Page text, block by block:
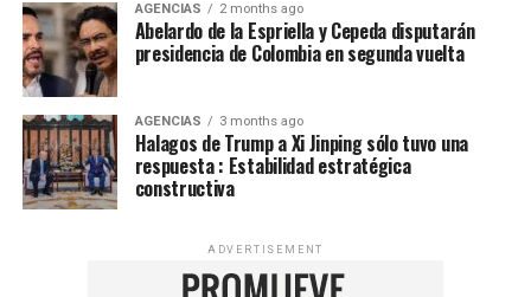
AGENCIAS 2 months ago
Abelardo de la Espriella y Cepeda disputarán
presidencia de Colombia en segunda vuelta
AGENCIAS 3 months ago
Halagos de Trump a Xi Jinping sólo tuvo una
respuesta : Estabilidad estratégica
constructiva
ADVERTISEMENT